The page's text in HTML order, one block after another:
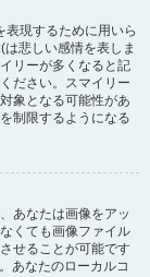
表現するために用いら
悲しい感情を表しま
リーが多くなると記
ださい。スマイリー
象となる可能性があ
制限するようになる
あなたは画像をアッ
くても画像ファイル
せることが可能です
あなたのローカルコ